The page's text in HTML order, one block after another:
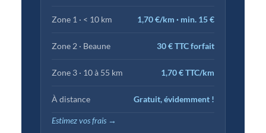
Zone 1 · < 10 km 1,70 €/km · min. 15 €
Zone 2 · Beaune 30 € TTC forfait
Zone 3 · 10 à 55 km 1,70 € TTC/km
À distance Gratuit, évidemment !
Estimez vos frais →